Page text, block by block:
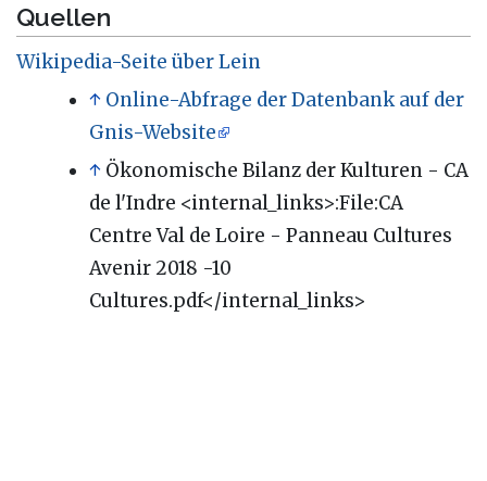
Quellen
Wikipedia-Seite über Lein
↑ Online-Abfrage der Datenbank auf der
Gnis-Website
↑ Ökonomische Bilanz der Kulturen - CA
de l'Indre <internal_links>:File:CA
Centre Val de Loire - Panneau Cultures
Avenir 2018 -10
Cultures.pdf</internal_links>